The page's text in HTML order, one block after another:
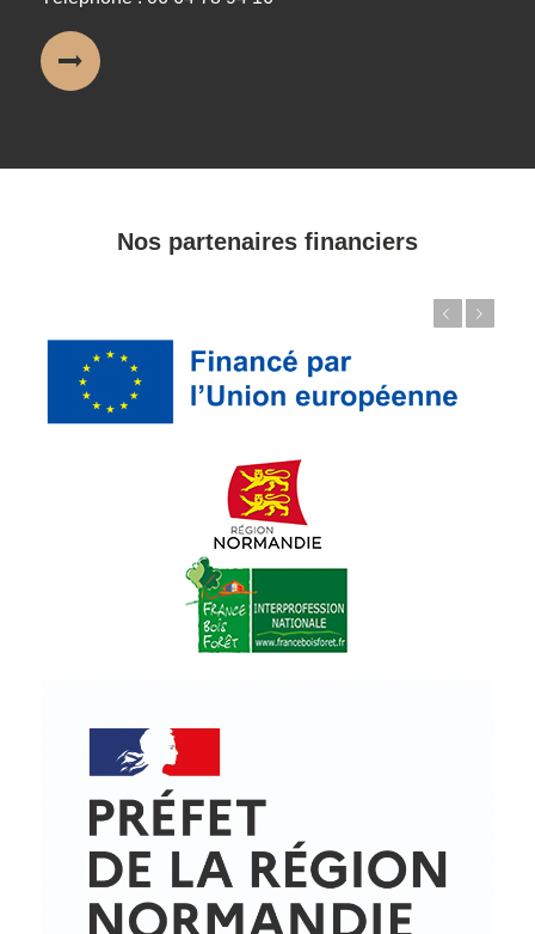
Nos partenaires financiers
© Copyright - ProfessionsBois | Conception et réalisation :
Actualités
Mentions légales
Politique de confidentialité